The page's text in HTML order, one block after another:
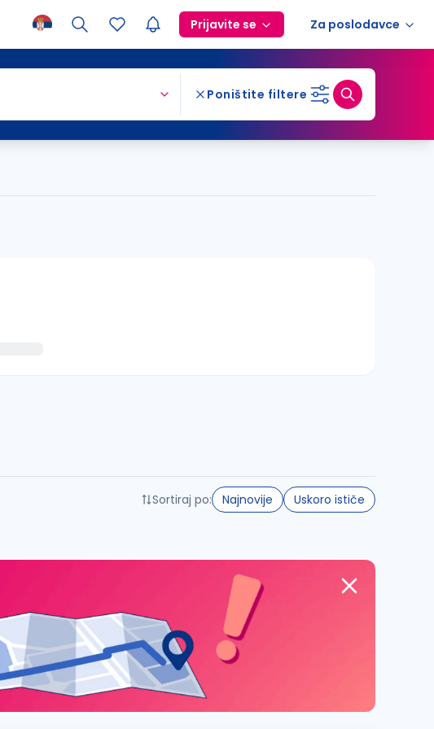
Prijavite se Za poslodavce
Poništite filtere
Sortiraj po: Najnovije Uskoro ističe